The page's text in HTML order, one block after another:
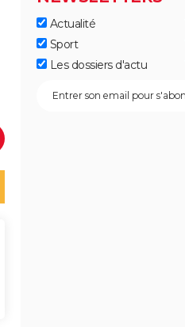
Actualité
Sport
Les dossiers d'actu